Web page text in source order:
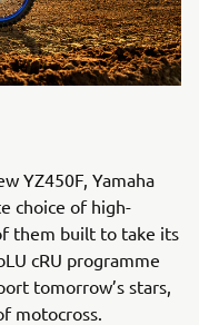
YZ450F, Yamaha
choice of high-
them built to take its
cRU programme
tomorrow’s stars,
motocross.